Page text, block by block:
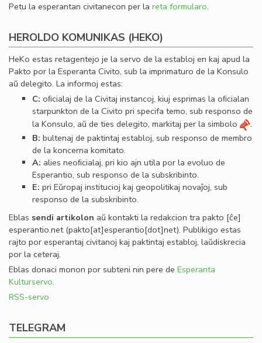
Petu la esperantan civitanecon per la reta formularo.
HEROLDO KOMUNIKAS (HEKO)
HeKo estas retagentejo je la servo de la establoj en kaj apud la
Pakto por la Esperanta Civito, sub la imprimaturo de la Konsulo
aŭ delegito. La informoj estas:
C: oﬁcialaj de la Civitaj instancoj, kiuj esprimas la oﬁcialan
starpunkton de la Civito pri specifa temo, sub responso de
la Konsulo, aŭ de ties delegito, markitaj per la simbolo
.
B: bultenaj de paktintaj establoj, sub responso de membro
de la koncerna komitato.
A: alies neoﬁcialaj, pri kio ajn utila por la evoluo de
Esperantio, sub responso de la subskribinto.
E: pri Eŭropaj institucioj kaj geopolitikaj novaĵoj, sub
responso de la subskribinto.
Eblas sendi artikolon aŭ kontakti la redakcion tra pakto [ĉe]
esperantio.net(pakto[at]esperantio[dot]net). Publikigo estas
rajto por esperantaj civitanoj kaj paktintaj establoj, laŭdiskrecia
por la ceteraj.
Eblas donaci monon por subteni nin pere de Esperanta
Kulturservo.
RSS-servo
TELEGRAM